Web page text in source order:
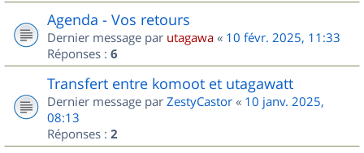
Agenda - Vos retours
Dernier message par utagawa « 10 févr. 2025, 11:33
Réponses : 6
Transfert entre komoot et utagawatt
Dernier message par ZestyCastor « 10 janv. 2025,
08:13
Réponses : 2